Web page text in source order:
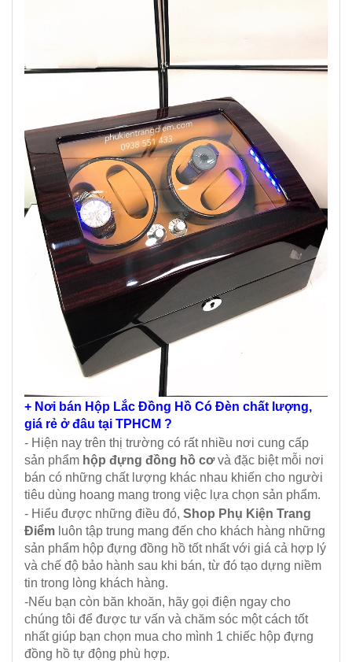
+ Nơi bán Hộp Lắc Đồng Hồ Có Đèn chất lượng,
giá rẻ ở đâu tại TPHCM ?
- Hiện nay trên thị trường có rất nhiều nơi cung cấp
sản phẩm hộp đựng đồng hồ cơvà đặc biệt mỗi nơi
bán có những chất lượng khác nhau khiến cho người
tiêu dùng hoang mang trong việc lựa chọn sản phẩm.
- Hiểu được những điều đó, Shop Phụ Kiện Trang
Điểm luôn tập trung mang đến cho khách hàng những
sản phẩm hộp đựng đồng hồ tốt nhất với giá cả hợp lý
và chế độ bảo hành sau khi bán, từ đó tạo dựng niềm
tin trong lòng khách hàng.
-Nếu bạn còn băn khoăn, hãy gọi điện ngay cho
chúng tôi để được tư vấn và chăm sóc một cách tốt
nhất giúp bạn chọn mua cho mình 1 chiếc hộp đựng
đồng hồ tự động phù hợp.